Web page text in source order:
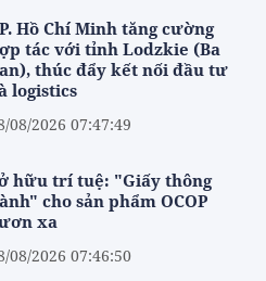
Hồ Chí Minh tăng cường
tác với tỉnh Lodzkie (Ba
thúc đẩy kết nối đầu tư
logistics
08/2026 07:47:49
hữu trí tuệ: "Giấy thông
cho sản phẩm OCOP
xa
08/2026 07:46:50